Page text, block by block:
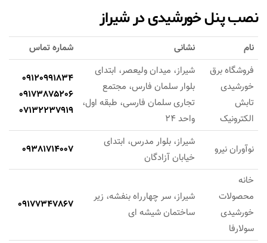
نصب پنل خورشیدی در شیراز
نام نشانی
شماره تماس
فروشگاه برق
خورشیدی
تابش
الکترونیک
شیراز، میدان ولیعصر، ابتدای
بلوار سلمان فارس، مجتمع
تجاری سلمان فارسی، طبقه اول،
واحد 24
09120991834
09173875206
07132237919
نوآوران نیرو
شیراز، بلوار مدرس، ابتدای
خیابان آزادگان
09381714007
خانه
محصولات
خورشیدی
سولارفا
شیراز، سر چهارراه بنفشه، زیر
ساختمان شیشه ای
09177347867